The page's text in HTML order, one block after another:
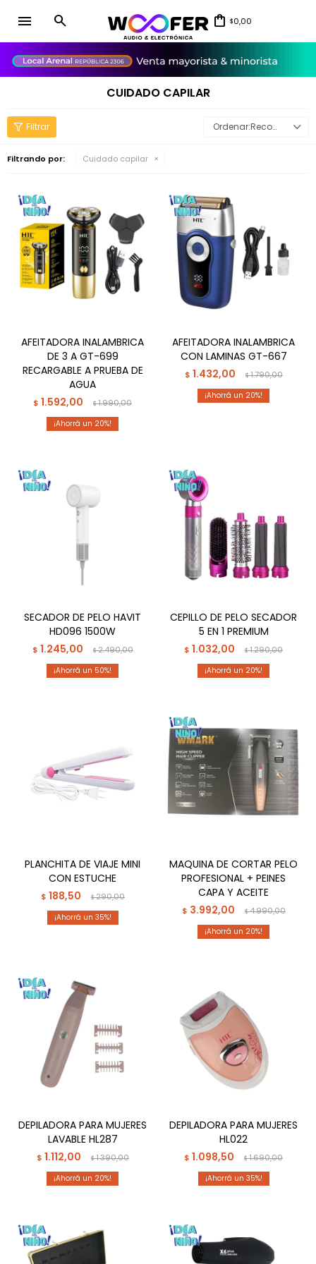
menu $0,00
CUIDADO CAPILAR
Recomendados
Filtrando por: Cuidado capilar
AFEITADORA INALAMBRICA
DE 3 A GT-699
RECARGABLE A PRUEBA DE
AGUA
$ 1.592,00 $1.990,00
20
AFEITADORA INALAMBRICA
CON LAMINAS GT-667
$ 1.432,00 $1.790,00
20
SECADOR DE PELO HAVIT
HD096 1500W
$ 1.245,00 $2.490,00
50
CEPILLO DE PELO SECADOR
5 EN 1 PREMIUM
$ 1.032,00 $1.290,00
20
PLANCHITA DE VIAJE MINI
CON ESTUCHE
$ 188,50 $290,00
35
MAQUINA DE CORTAR PELO
PROFESIONAL + PEINES
CAPA Y ACEITE
$ 3.992,00 $4.990,00
20
DEPILADORA PARA MUJERES
LAVABLE HL287
$ 1.112,00 $1.390,00
20
DEPILADORA PARA MUJERES
HL022
$ 1.098,50 $1.690,00
35
close